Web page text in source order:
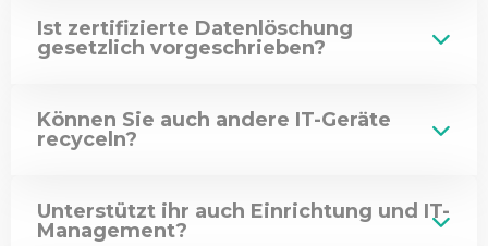
Ist zertifizierte Datenlöschung
gesetzlich vorgeschrieben?
Können Sie auch andere IT-Geräte
recyceln?
Unterstützt ihr auch Einrichtung und IT-
Management?